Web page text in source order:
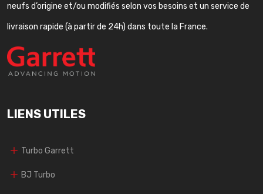
neufs d’origine et/ou modifiés selon vos besoins et un service de
livraison rapide (à partir de 24h) dans toute la France.
LIENS UTILES
Turbo Garrett
BJ Turbo